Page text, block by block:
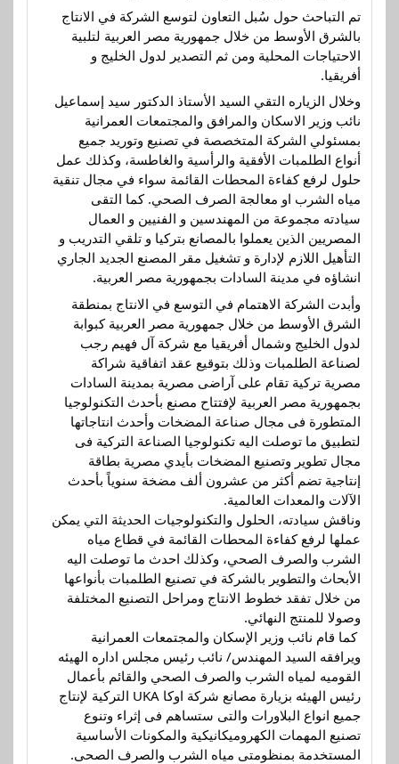
تم التباحث حول سُبل التعاون لتوسع الشركة في الانتاج
بالشرق الأوسط من خلال جمهورية مصر العربية لتلبية
الاحتياجات المحلية ومن ثم التصدير لدول الخليج و
أفريقيا.
وخلال الزياره التقي السيد الأستاذ الدكتور سيد إسماعيل
نائب وزير الاسكان والمرافق والمجتمعات العمرانية
بمسئولي الشركة المتخصصة في تصنيع وتوريد جميع
أنواع الطلمبات الأفقية والرأسية والغاطسة، وكذلك عمل
حلول لرفع كفاءة المحطات القائمة سواء في مجال تنقية
مياه الشرب او معالجة الصرف الصحي. كما التقى
سيادته مجموعة من المهندسين و الفنيين و العمال
المصريين الذين يعملوا بالمصانع بتركيا و تلقي التدريب و
التأهيل اللازم لإدارة و تشغيل مقر المصنع الجديد الجاري
انشاؤه في مدينة السادات بجمهورية مصر العربية.
وأبدت الشركة الاهتمام في التوسع في الانتاج بمنطقة
الشرق الأوسط من خلال جمهورية مصر العربية كبوابة
لدول الخليج وشمال أفريقيا مع شركة آل فهيم رجب
لصناعة الطلمبات وذلك بتوقيع عقد اتفاقية شراكة
مصرية تركية تقام على آراضى مصرية بمدينة السادات
بجمهورية مصر العربية لإفتتاح مصنع بأحدث التكنولوجيا
المتطورة فى مجال صناعة المضخات وأحدث انتاجاتها
لتطبيق ما توصلت اليه تكنولوجيا الصناعة التركية فى
مجال تطوير وتصنيع المضخات بأيدي مصرية بطاقة
إنتاجية تضم أكثر من عشرون ألف مضخة سنوياً بأحدث
الآلات والمعدات العالمية.
وناقش سيادته، الحلول والتكنولوجيات الحديثة التي يمكن
عملها لرفع كفاءة المحطات القائمة في قطاع مياه
الشرب والصرف الصحي، وكذلك احدث ما توصلت اليه
الأبحاث والتطوير بالشركة في تصنيع الطلمبات بأنواعها
من خلال تفقد خطوط الانتاج ومراحل التصنيع المختلفة
وصولا للمنتج النهائي.
‏ كما قام نائب وزير الإسكان والمجتمعات العمرانية
ويرافقه السيد المهندس/ نائب رئيس مجلس اداره الهيئه
القوميه لمياه الشرب والصرف الصحي والقائم بأعمال
رئيس الهيئه بزيارة مصانع شركة اوكا UKA التركية لإنتاج
جميع انواع البلاورات والتى ستساهم فى إثراء وتنوع
تصنيع المهمات الكهروميكانيكية والمكونات الأساسية
المستخدمة بمنظومتى مياه الشرب والصرف الصحى.